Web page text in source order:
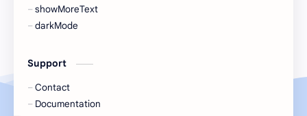
showMoreText
darkMode
Support
Contact
Documentation